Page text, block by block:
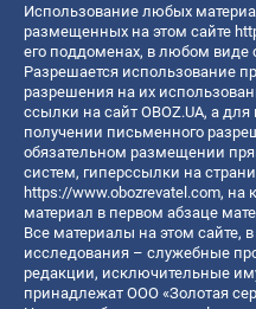
Использование любых
размещенных на этом сайте
его поддоменах, в любом виде
Разрешается использование
разрешения на их
ссылки на сайт OBOZ.UA, а
получении письменного
обязательном размещении
систем, гиперссылки на
https://www.obozrevatel.com, на
материал в первом абзаце
Все материалы на этом сайте,
исследования – служебные
редакции, исключительные
принадлежат ООО «Золотая